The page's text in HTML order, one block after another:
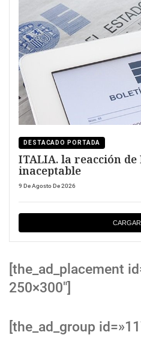
DESTACADO PORTADA
ITALIA. la reacción de
inaceptable
9 De Agosto De 2026
[the_ad_placement
250×300″]
[the_ad_group